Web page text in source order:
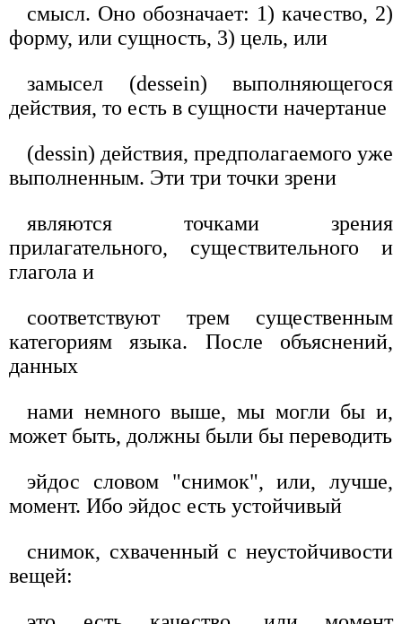
смысл. Оно обозначает: 1) качество, 2)
форму, или сущность, 3) цель, или
замысел (dessein) выполняющегося
действия, то есть в сущности начертанue
(dessin) действия, предполагаемого уже
выполненным. Эти три точки зрени
являются точками зрения
прилагательного, существительного и
глагола и
соответствуют трем существенным
категориям языка. После объяснений,
данных
нами немного выше, мы могли бы и,
может быть, должны были бы переводить
эйдос словом "снимок", или, лучше,
момент. Ибо эйдос есть устойчивый
снимок, схваченный с неустойчивости
вещей: